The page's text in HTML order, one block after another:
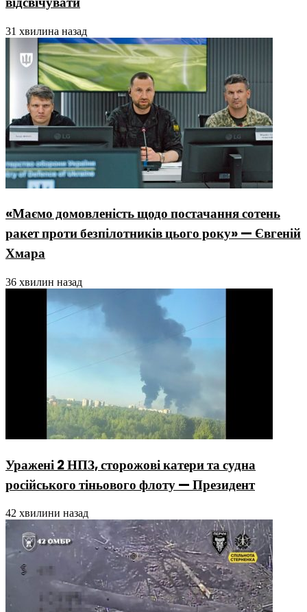
31 хвилина назад
«Маємо домовленість щодо постачання сотень
ракет проти безпілотників цього року» — Євгеній
Хмара
36 хвилин назад
Уражені 2 НПЗ, сторожові катери та судна
російського тіньового флоту — Президент
42 хвилини назад